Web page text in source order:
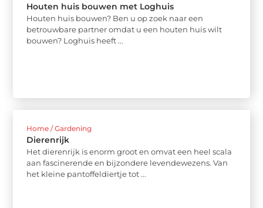
Houten huis bouwen met Loghuis
Houten huis bouwen? Ben u op zoek naar een
betrouwbare partner omdat u een houten huis wilt
bouwen? Loghuis heeft ...
Home / Gardening
Dierenrijk
Het dierenrijk is enorm groot en omvat een heel scala
aan fascinerende en bijzondere levendewezens. Van
het kleine pantoffeldiertje tot ...